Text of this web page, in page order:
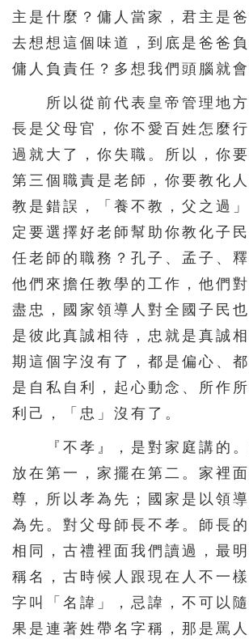
主是什麼？傭人當家，君主是
去想想這個味道，到底是爸爸
傭人負責任？多想我們頭腦就會
所以從前代表皇帝管理地方
長是父母官，你不愛百姓怎麼
過就大了，你失職。所以，你要
第三個職責是老師，你要教化
教是錯誤，「養不教，父之過
定要選擇好老師幫助你教化子
任老師的職務？孔子、孟子、釋
他們來擔任教學的工作，他們
盡忠，國家領導人對全國子民
是彼此真誠相待，忠就是真誠
期這個字沒有了，都是偏心、
是自私自利，起心動念、所作
利己，「忠」沒有了。
『不孝』，是對家庭講的。
放在第一，家擺在第二。家裡
尊，所以孝為先；國家是以領
為先。對父母師長不孝。師長
相同，古禮裡面我們讀過，最
稱名，古時候人跟現在人不一
字叫「名諱」，忌諱，不可以
果是連著姓帶名字稱，那是罵